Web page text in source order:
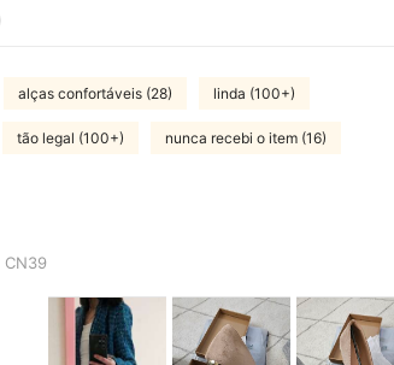
alças confortáveis (28) linda (100+)
tão legal (100+) nunca recebi o item (16)
CN39